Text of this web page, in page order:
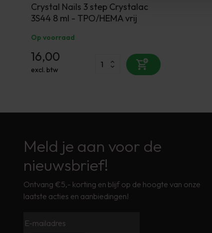
Crystal Nails 3 step Crystalac
3S44 8 ml - TPO/HEMA vrij
Op voorraad
16,00
excl. btw
Meld je aan voor de
nieuwsbrief!
Ontvang €5,- korting en blijf op de hoogte van onze
laatste acties en aanbiedingen!